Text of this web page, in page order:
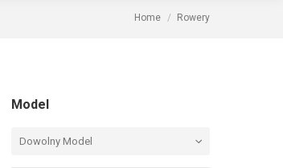
Home Rowery
Model
Dowolny Model